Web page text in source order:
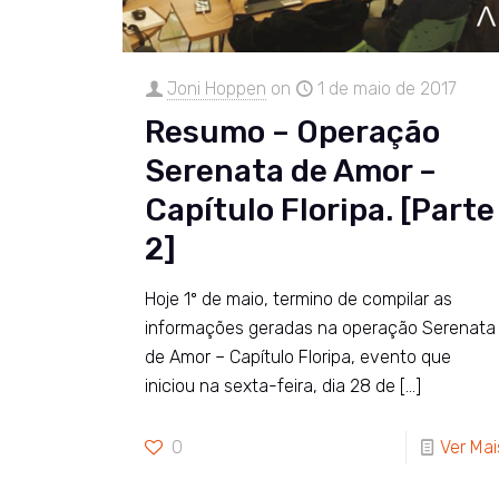
Joni Hoppen on 1 de maio de 2017
Resumo – Operação
Serenata de Amor –
Capítulo Floripa. [Parte
2]
Hoje 1º de maio, termino de compilar as
informações geradas na operação Serenata
de Amor – Capítulo Floripa, evento que
iniciou na sexta-feira, dia 28 de […]
0 Ver